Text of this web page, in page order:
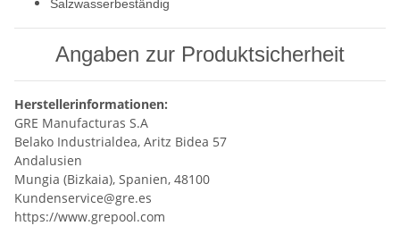
Salzwasserbeständig
Angaben zur Produktsicherheit
Herstellerinformationen:
GRE Manufacturas S.A
Belako Industrialdea, Aritz Bidea 57
Andalusien
Mungia (Bizkaia), Spanien, 48100
Kundenservice@gre.es
https://www.grepool.com